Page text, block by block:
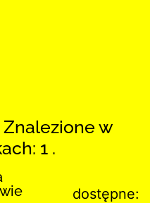
Znalezione w
1 .
dostępne: